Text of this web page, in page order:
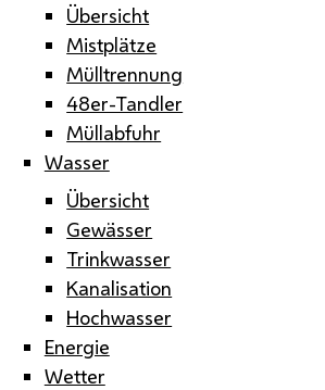
Übersicht
Mistplätze
Mülltrennung
48er-Tandler
Müllabfuhr
Wasser
Übersicht
Gewässer
Trinkwasser
Kanalisation
Hochwasser
Energie
Wetter